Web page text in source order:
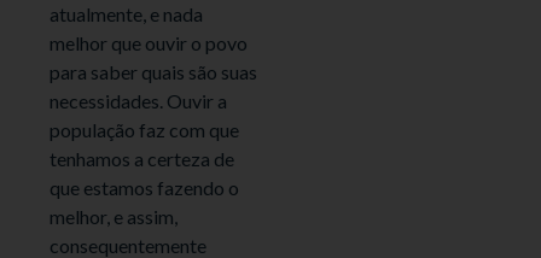
atualmente, e nada
melhor que ouvir o povo
para saber quais são suas
necessidades. Ouvir a
população faz com que
tenhamos a certeza de
que estamos fazendo o
melhor, e assim,
consequentemente